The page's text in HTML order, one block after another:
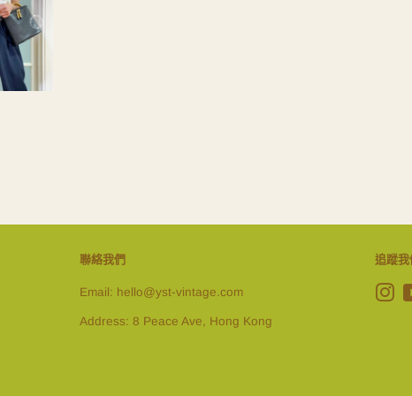
聯絡我們
Email: hello@yst-vintage.com
Address: 8 Peace Ave, Hong Kong
追蹤我